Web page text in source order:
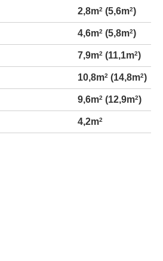
2,8m2 (5,6m2)
4,6m2 (5,8m2)
7,9m2 (11,1m2)
10,8m2 (14,8m2)
9,6m2 (12,9m2)
4,2m2